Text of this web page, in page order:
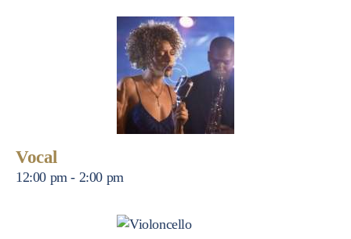
Vocal
12:00 pm- 2:00 pm